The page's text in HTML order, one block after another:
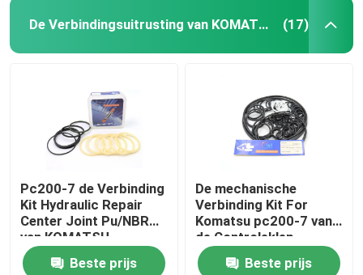
De Verbindingsuitrusting van KOMATSU (17)
Pc200-7 de Verbinding
Kit Hydraulic Repair
Center Joint Pu/NBR
van KOMATSU
Beste prijs
De mechanische
Verbinding Kit For
Komatsu pc200-7 van
de Controleklep
Graafwerktuig
Beste prijs